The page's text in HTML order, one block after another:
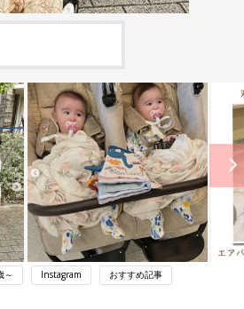
～ Instagram おすすめ記事